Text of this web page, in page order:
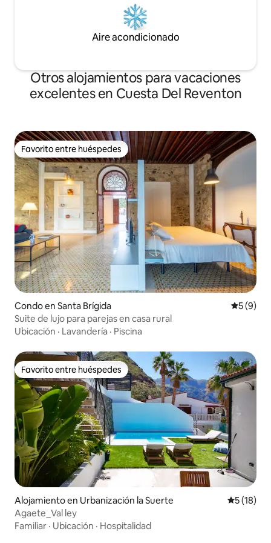
Aire acondicionado
Otros alojamientos para vacaciones
excelentes en Cuesta Del Reventon
Favorito entre huéspedes
Favorito entre huéspedes
Condo en Santa Brígida
5 (9)
Suite de lujo para parejas en casa rural
Ubicación · Lavandería · Piscina
Favorito entre huéspedes
Favorito entre huéspedes
Alojamiento en Urbanización la Suerte
5 (18)
Agaete_Val ley
Familiar · Ubicación · Hospitalidad